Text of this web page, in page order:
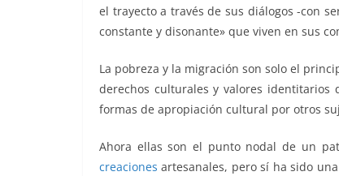
el trayecto a través de sus diálogos -con
constante y disonante» que viven en sus
La pobreza y la migración son solo el
derechos culturales y valores identitarios
formas de apropiación cultural por otros
Ahora ellas son el punto nodal de un
creaciones artesanales, pero sí ha sido